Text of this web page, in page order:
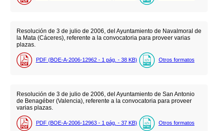
Resolución de 3 de julio de 2006, del Ayuntamiento de Navalmoral de
la Mata (Cáceres), referente a la convocatoria para proveer varias
plazas.
PDF (BOE-A-2006-12962 - 1 pág. - 38 KB) Otros formatos
Resolución de 3 de julio de 2006, del Ayuntamiento de San Antonio
de Benagéber (Valencia), referente a la convocatoria para proveer
varias plazas.
PDF (BOE-A-2006-12963 - 1 pág. - 37 KB) Otros formatos